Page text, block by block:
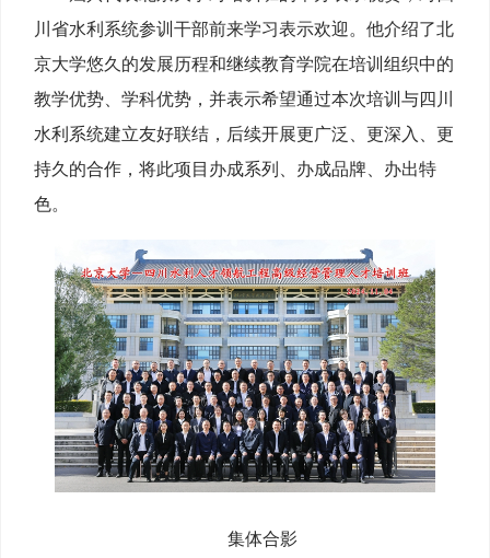
川省水利系统参训干部前来学习表示欢迎。他介绍了北
京大学悠久的发展历程和继续教育学院在培训组织中的
教学优势、学科优势，并表示希望通过本次培训与四川
水利系统建立友好联结，后续开展更广泛、更深入、更
持久的合作，将此项目办成系列、办成品牌、办出特
色。
集体合影